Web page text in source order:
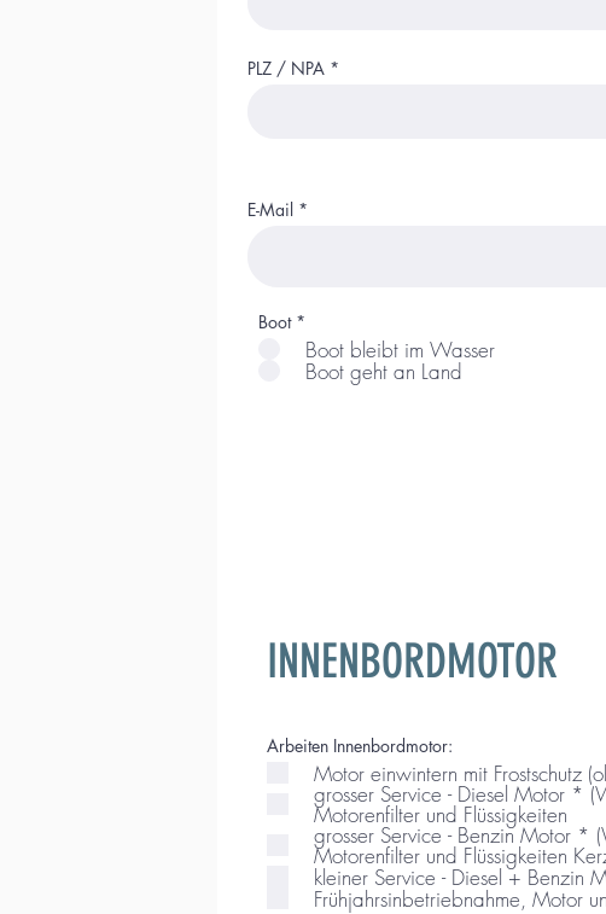
PLZ / NPA
E-Mail
Boot *
Boot bleibt im Wasser
Boot geht an Land
INNENBORDMOTOR
Arbeiten Innenbordmotor:
Motor einwintern mit Frostschutz
grosser Service - Diesel Motor *
Motorenfilter und Flüssigkeiten
grosser Service - Benzin Motor *
Motorenfilter und Flüssigkeiten
Frühjahrsinbetriebnahme, Motor